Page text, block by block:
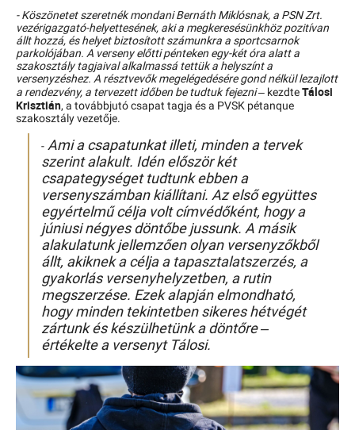
- Köszönetet szeretnék mondani Bernáth Miklósnak, a PSN Zrt.
vezérigazgató-helyettesének, aki a megkeresésünkhöz pozitívan
állt hozzá, és helyet biztosított számunkra a sportcsarnok
parkolójában. A verseny előtti pénteken egy-két óra alatt a
szakosztály tagjaival alkalmassá tettük a helyszínt a
versenyzéshez. A résztvevők megelégedésére gond nélkül lezajlott
a rendezvény, a tervezett időben be tudtuk fejezni– kezdteTálosi
Krisztián, a továbbjutó csapat tagja és a PVSK pétanque
szakosztály vezetője.
- Ami a csapatunkat illeti, minden a tervek
szerint alakult. Idén először két
csapategységet tudtunk ebben a
versenyszámban kiállítani. Az első együttes
egyértelmű célja volt címvédőként, hogy a
júniusi négyes döntőbe jussunk. A másik
alakulatunk jellemzően olyan versenyzőkből
állt, akiknek a célja a tapasztalatszerzés, a
gyakorlás versenyhelyzetben, a rutin
megszerzése. Ezek alapján elmondható,
hogy minden tekintetben sikeres hétvégét
zártunk és készülhetünk a döntőre –
értékelte a versenyt Tálosi.